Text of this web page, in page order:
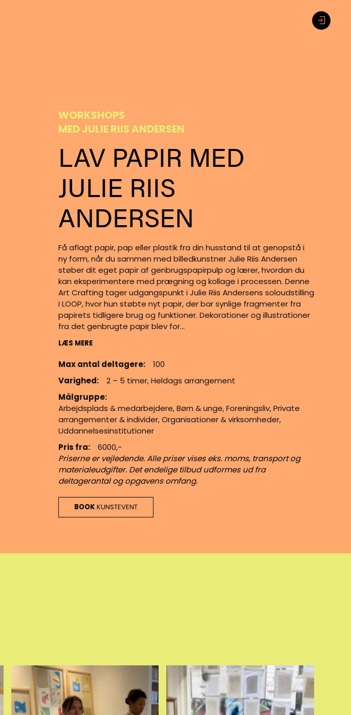
WORKSHOPS
MED JULIE RIIS ANDERSEN
LAV PAPIR MED
JULIE RIIS
ANDERSEN
Få aflagt papir, pap eller plastik fra din husstand til at genopstå i
ny form, når du sammen med billedkunstner Julie Riis Andersen
støber dit eget papir af genbrugspapirpulp og lærer, hvordan du
kan eksperimentere med prægning og kollage i processen. Denne
Art Crafting tager udgangspunkt i Julie Riis Andersens soloudstilling
I LOOP, hvor hun støbte nyt papir, der bar synlige fragmenter fra
papirets tidligere brug og funktioner. Dekorationer og illustrationer
fra det genbrugte papir blev for…
LÆS MERE
Max antal deltagere:
100
Varighed:
2 – 5 timer, Heldags arrangement
Målgruppe:
Arbejdsplads & medarbejdere, Børn & unge, Foreningsliv, Private
arrangementer & individer, Organisationer & virksomheder,
Uddannelsesinstitutioner
Pris fra:
6000,-
Priserne er vejledende. Alle priser vises eks. moms, transport og
materialeudgifter. Det endelige tilbud udformes ud fra
deltagerantal og opgavens omfang.
BOOK KUNSTEVENT